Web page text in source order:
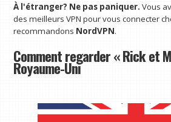
À l'étranger? Ne pas paniquer. Vous
des meilleurs VPN pour vous connecter
recommandons NordVPN.
Comment regarder « Rick et
Royaume-Uni